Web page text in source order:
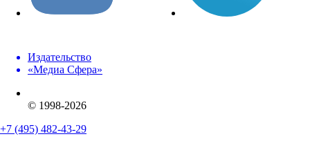
Издательство
«Медиа Сфера»
© 1998-2026
+7 (495) 482-43-29